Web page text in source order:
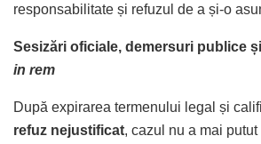
responsabilitate și refuzul de a și-o
Sesizări oficiale, demersuri publice
in rem
După expirarea termenului legal și
refuz nejustificat, cazul nu a mai